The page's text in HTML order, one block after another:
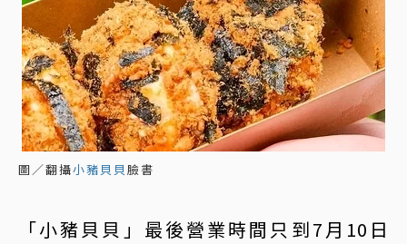
圖／翻攝小豬貝貝 臉書
「小豬貝貝」最後營業時間只到7月10日